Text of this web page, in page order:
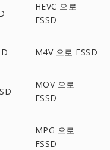
HEVC 으로
FSSD
M4V 으로 FSSD
MOV 으로
FSSD
MPG 으로
FSSD